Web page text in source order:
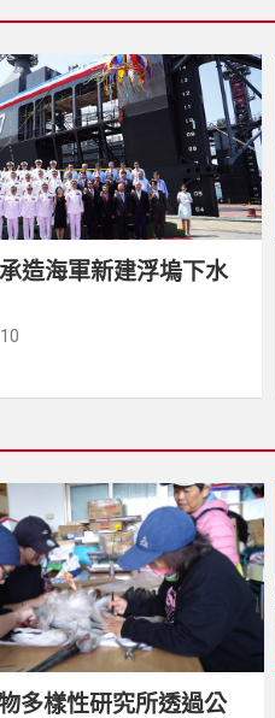
造海軍新建浮塢下水
多樣性研究所透過公